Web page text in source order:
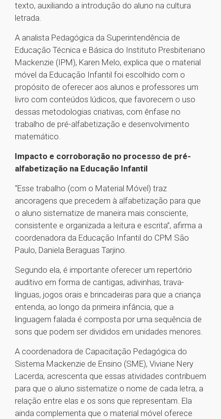
texto, auxiliando a introdução do aluno na cultura
letrada.
A analista Pedagógica da Superintendência de
Educação Técnica e Básica do Instituto Presbiteriano
Mackenzie (IPM), Karen Melo, explica que o material
móvel da Educação Infantil foi escolhido com o
propósito de oferecer aos alunos e professores um
livro com conteúdos lúdicos, que favorecem o uso
dessas metodologias criativas, com ênfase no
trabalho de pré-alfabetização e desenvolvimento
matemático.
Impacto e corroboração no processo de pré-
alfabetização na Educação Infantil
“Esse trabalho (com o Material Móvel) traz
ancoragens que precedem à alfabetização para que
o aluno sistematize de maneira mais consciente,
consistente e organizada a leitura e escrita”, afirma a
coordenadora da Educação Infantil do CPM São
Paulo, Daniela Beraguas Tarjino.
Segundo ela, é importante oferecer um repertório
auditivo em forma de cantigas, adivinhas, trava-
línguas, jogos orais e brincadeiras para que a criança
entenda, ao longo da primeira infância, que a
linguagem falada é composta por uma sequência de
sons que podem ser divididos em unidades menores.
A coordenadora de Capacitação Pedagógica do
Sistema Mackenzie de Ensino (SME), Viviane Nery
Lacerda, acrescenta que essas atividades contribuem
para que o aluno sistematize o nome de cada letra, a
relação entre elas e os sons que representam. Ela
ainda complementa que o material móvel oferece